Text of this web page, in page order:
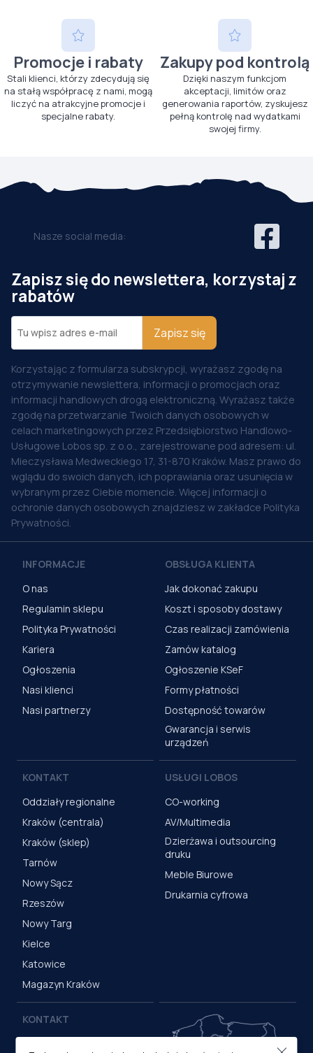
Promocje i rabaty
Stali klienci, którzy zdecydują się
na stałą współpracę z nami, mogą
liczyć na atrakcyjne promocje i
specjalne rabaty.
Zakupy pod kontrolą
Dzięki naszym funkcjom
akceptacji, limitów oraz
generowania raportów, zyskujesz
pełną kontrolę nad wydatkami
swojej firmy.
Nasze social media:
Zapisz się do newslettera, korzystaj z
rabatów
Zapisz się
Korzystając z formularza subskrypcji, wyrażasz zgodę na
otrzymywanie newslettera, informacji o promocjach oraz
informacji handlowych drogą elektroniczną. Wyrażasz także
zgodę na przetwarzanie Twoich danych osobowych w
celach marketingowych przez Przedsiębiorstwo Handlowo-
Usługowe Lobos sp. z o.o., zarejestrowane pod adresem: ul.
Mieczysława Medweckiego 17, 31-870 Kraków. Masz prawo do
wglądu do swoich danych, ich poprawiania oraz usunięcia w
wybranym przez Ciebie momencie. Więcej informacji o
ochronie danych osobowych znajdziesz w zakładce Polityka
Prywatności.
INFORMACJE
O nas
Regulamin sklepu
Polityka Prywatności
Kariera
Ogłoszenia
Nasi klienci
Nasi partnerzy
OBSŁUGA KLIENTA
Jak dokonać zakupu
Koszt i sposoby dostawy
Czas realizacji zamówienia
Zamów katalog
Ogłoszenie KSeF
Formy płatności
Dostępność towarów
Gwarancja i serwis
urządzeń
KONTAKT
Oddziały regionalne
Kraków (centrala)
Kraków (sklep)
Tarnów
Nowy Sącz
Rzeszów
Nowy Targ
Kielce
Katowice
Magazyn Kraków
USŁUGI LOBOS
CO-working
AV/Multimedia
Dzierżawa i outsourcing
druku
Meble Biurowe
Drukarnia cyfrowa
KONTAKT